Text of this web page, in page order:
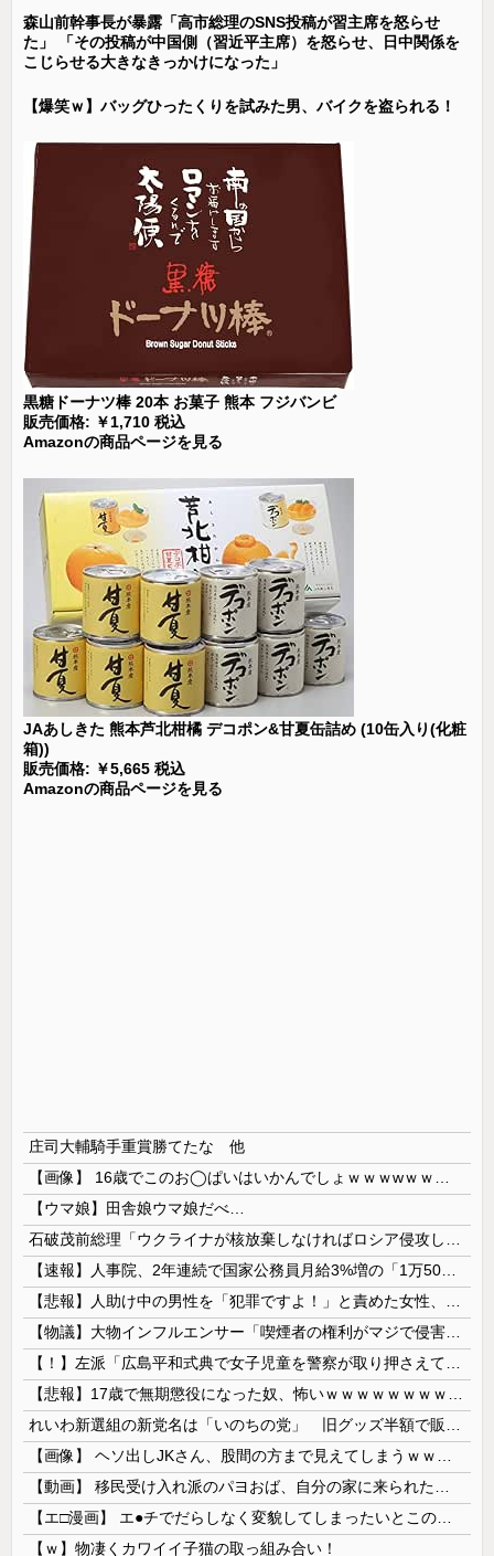
森山前幹事長が暴露「高市総理のSNS投稿が習主席を怒らせ
た」 「その投稿が中国側（習近平主席）を怒らせ、日中関係を
こじらせる大きなきっかけになった」
【爆笑ｗ】バッグひったくりを試みた男、バイクを盗られる！
黒糖ドーナツ棒 20本 お菓子 熊本 フジバンビ
販売価格: ￥1,710 税込
Amazonの商品ページを見る
JAあしきた 熊本芦北柑橘 デコポン&甘夏缶詰め (10缶入り(化粧
箱))
販売価格: ￥5,665 税込
Amazonの商品ページを見る
庄司大輔騎手重賞勝てたな 他
【ウマ娘】田舎娘ウマ娘だべ…
【ｗ】物凄くカワイイ子猫の取っ組み合い！